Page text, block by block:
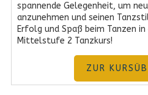
spannende Gelegenheit, um
anzunehmen und seinen
Erfolg und Spaß beim Tanzen in
Mittelstufe 2 Tanzkurs!
ZUR